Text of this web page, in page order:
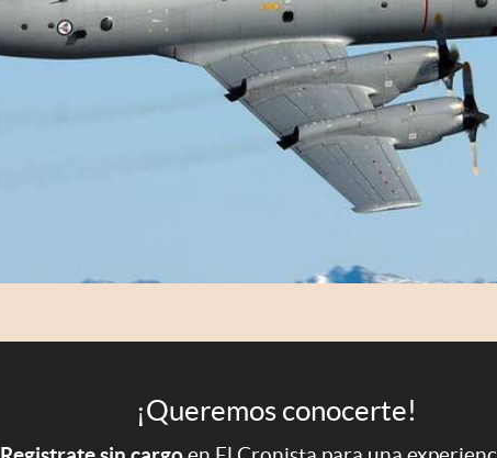
¡Queremos conocerte!